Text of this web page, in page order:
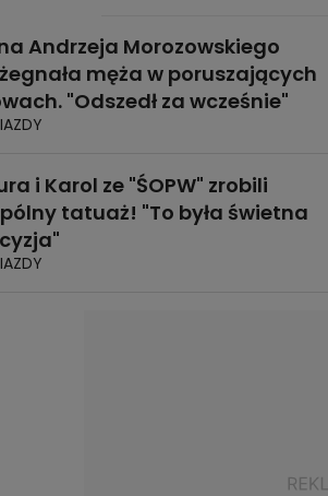
Andrzeja Morozowskiego
męża w poruszających
"Odszedł za wcześnie"
i Karol ze "ŚOPW" zrobili
tatuaż! "To była świetna